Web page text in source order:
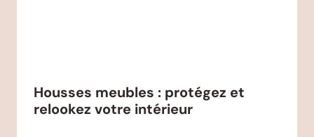
Housses meubles : protégez et
relookez votre intérieur